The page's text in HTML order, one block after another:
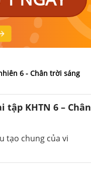
6 - Chân trời sáng
tập KHTN 6 – Chân
tạo chung của vi